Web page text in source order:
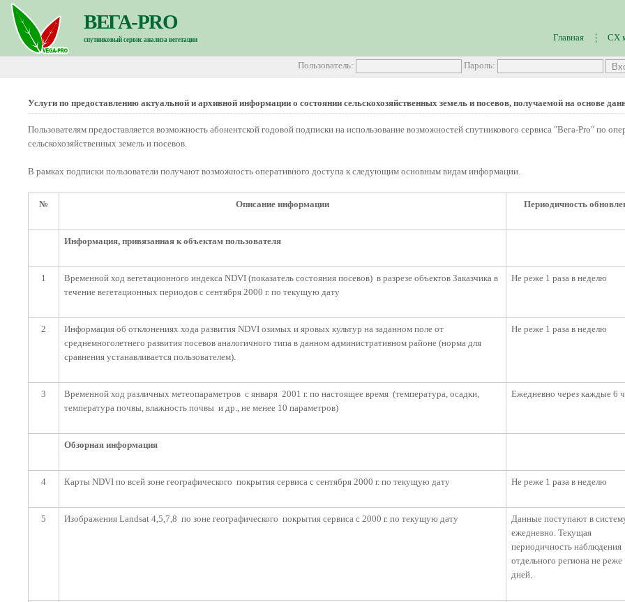
ВЕГА-РRO
спутниковый сервис анализа вегетации Главная СХ
Пользователь: Пароль:
Услуги по предоставлению актуальной и архивной информации о состоянии сельскохозяйственных земель и посевов, получаемой на основе
Пользователям предоставляется возможность абонентской годовой подписки на использование возможностей спутникового сервиса "Вега-Pro" по
сельскохозяйственных земель и посевов.
В рамках подписки пользователи получают возможность оперативного доступа к следующим основным видам информации.
№ Описание информации Периодичность
Информация, привязанная к объектам пользователя
1
Временной ход вегетационного индекса NDVI (показатель состояния посевов) в разрезе объектов Заказчика в
течение вегетационных периодов с сентября 2000 г. по текущую дату
Не реже 1 раза в неделю
2
Информация об отклонениях хода развития NDVI озимых и яровых культур на заданном поле от
среднемноголетнего развития посевов аналогичного типа в данном административном районе (норма для
сравнения устанавливается пользователем).
Не реже 1 раза в неделю
3
Временной ход различных метеопараметров с января 2001 г. по настоящее время (температура, осадки,
температура почвы, влажность почвы и др., не менее 10 параметров)
Ежедневно через каждые 6
Обзорная информация
4 Карты NDVI по всей зоне географического покрытия сервиса с сентября 2000 г. по текущую дату Не реже 1 раза в неделю
5 Изображения Landsat 4,5,7,8 по зоне географического покрытия сервиса с 2000 г. по текущую дату
Данные поступают в
ежедневно. Текущая
периодичность наблюдения
отдельного региона не реже
дней.